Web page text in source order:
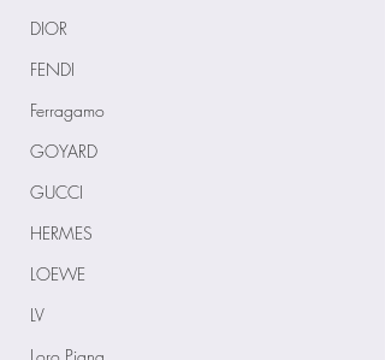
DIOR
FENDI
Ferragamo
GOYARD
GUCCI
HERMES
LOEWE
LV